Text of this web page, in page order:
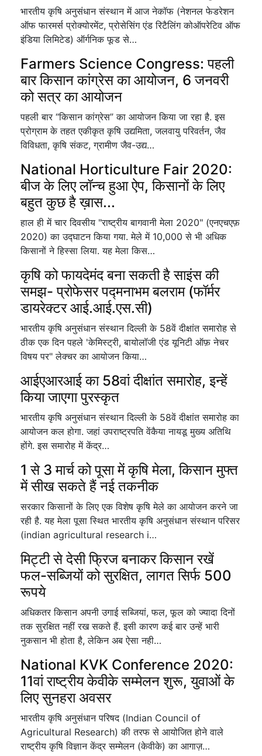
भारतीय कृषि अनुसंधान संस्थान में आज नेकॉफ (नेशनल फेडरेशन
ऑफ फारमर्स प्रोक्योरमेंट, प्रोसेसिंग एंड रिटैलिंग कोऑपरेटिव ऑफ
इंडिया लिमिटेड) ऑर्गनिक फूड से…
Farmers Science Congress: पहली
बार किसान कांग्रेस का आयोजन, 6 जनवरी
को सत्र का आयोजन
पहली बार “किसान कांग्रेस” का आयोजन किया जा रहा है. इस
प्रोग्राम के तहत एकीकृत कृषि उद्यमिता, जलवायु परिवर्तन, जैव
विविधता, कृषि संकट, ग्रामीण जैव-उद्य…
National Horticulture Fair 2020:
बीज के लिए लॉन्च हुआ ऐप, किसानों के लिए
बहुत कुछ है ख़ास...
हाल ही में चार दिवसीय "राष्ट्रीय बागवानी मेला 2020" (एनएचएफ़
2020) का उद्घाटन किया गया. मेले में 10,000 से भी अधिक
किसानों ने हिस्सा लिया. यह मेला किस…
कृषि को फायदेमंद बना सकती है साइंस की
समझ- प्रोफेसर पद्मनाभम बलराम (फॉर्मर
डायरेक्टर आई.आई.एस.सी)
भारतीय कृषि अनुसंधान संस्थान दिल्ली के 58वें दीक्षांत समारोह से
ठीक एक दिन पहले 'केमिस्ट्री, बायोलॉजी एंड यूनिटी ऑफ़ नेचर
विषय पर" लेक्चर का आयोजन किया…
आईएआरआई का 58वां दीक्षांत समारोह, इन्हें
किया जाएगा पुरस्कृत
भारतीय कृषि अनुसंधान संस्थान दिल्ली के 58वें दीक्षांत समारोह का
आयोजन कल होगा. जहां उपराष्ट्रपति वेंकैया नायडू मुख्य अतिथि
होंगे. इस समारोह में केंद्र…
1 से 3 मार्च को पूसा में कृषि मेला, किसान मुफ्त
में सीख सकते हैं नई तकनीक
सरकार किसानों के लिए एक विशेष कृषि मेले का आयोजन करने जा
रही है. यह मेला पूसा स्थित भारतीय कृषि अनुसंधान संस्थान परिसर
(indian agricultural research i…
मिट्टी से देसी फ्रिज बनाकर किसान रखें
फल-सब्जियों को सुरक्षित, लागत सिर्फ 500
रूपये
अधिकतर किसान अपनी उगाई सब्जियां, फल, फूल को ज्यादा दिनों
तक सुरक्षित नहीं रख सकते हैं. इसी कारण कई बार उन्हें भारी
नुकसान भी होता है, लेकिन अब ऐसा नही…
National KVK Conference 2020:
11वां राष्ट्रीय केवीके सम्मेलन शुरू, युवाओं के
लिए सुनहरा अवसर
भारतीय कृषि अनुसंधान परिषद (Indian Council of
Agricultural Research) की तरफ से आयोजित होने वाले
राष्ट्रीय कृषि विज्ञान केंद्र सम्मेलन (केवीके) का आगाज़…